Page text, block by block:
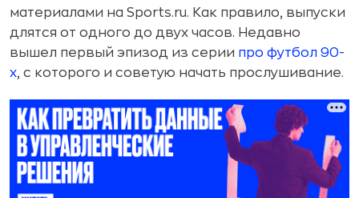
материалами на Sports.ru. Как правило, выпуски
длятся от одного до двух часов. Недавно
вышел первый эпизод из серии про футбол 90-
х, с которого и советую начать прослушивание.